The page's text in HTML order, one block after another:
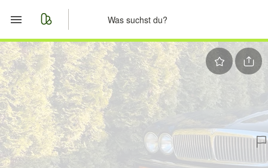
Start
Merkliste
Nachrichten
Anzeige aufgeben